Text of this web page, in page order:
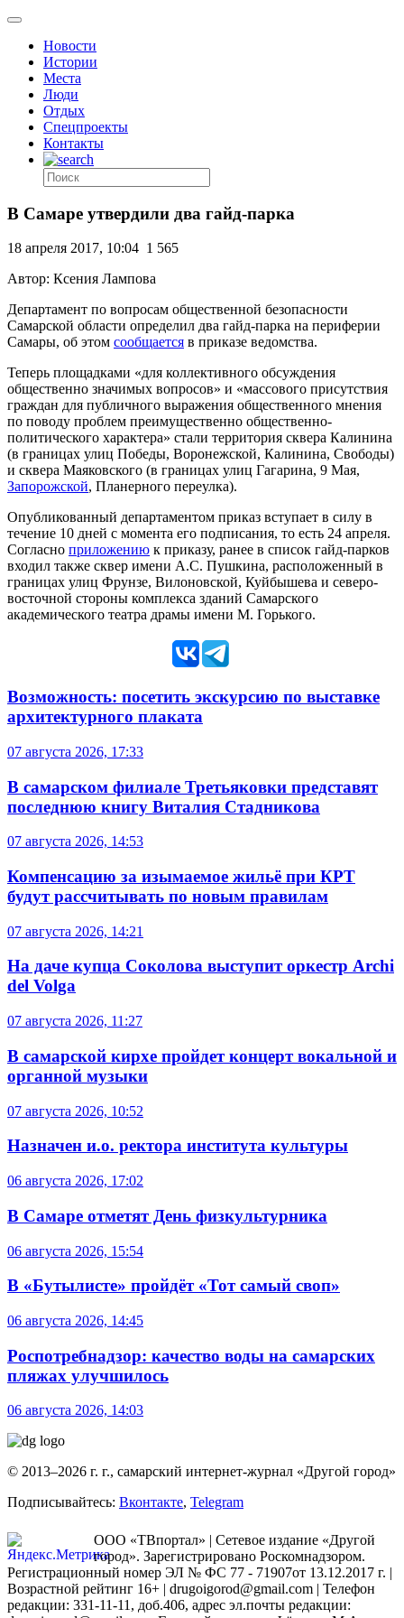
Новости
Истории
Места
Люди
Отдых
Спецпроекты
Контакты
В Самаре утвердили два гайд-парка
18 апреля 2017, 10:04 1 565
Автор: Ксения Лампова
Департамент по вопросам общественной безопасности
Самарской области определил два гайд-парка на периферии
Самары, об этом сообщается в приказе ведомства.
Теперь площадками «для коллективного обсуждения
общественно значимых вопросов» и «массового присутствия
граждан для публичного выражения общественного мнения
по поводу проблем преимущественно общественно-
политического характера» стали территория сквера Калинина
(в границах улиц Победы, Воронежской, Калинина, Свободы)
и сквера Маяковского (в границах улиц Гагарина, 9 Мая,
Запорожской, Планерного переулка).
Опубликованный департаментом приказ вступает в силу в
течение 10 дней с момента его подписания, то есть 24 апреля.
Согласно приложению к приказу, ранее в список гайд-парков
входил также сквер имени А.С. Пушкина, расположенный в
границах улиц Фрунзе, Вилоновской, Куйбышева и северо-
восточной стороны комплекса зданий Самарского
академического театра драмы имени М. Горького.
Возможность: посетить экскурсию по выставке
архитектурного плаката
07 августа 2026, 17:33
В самарском филиале Третьяковки представят
последнюю книгу Виталия Стадникова
07 августа 2026, 14:53
Компенсацию за изымаемое жильё при КРТ
будут рассчитывать по новым правилам
07 августа 2026, 14:21
На даче купца Соколова выступит оркестр Archi
del Volga
07 августа 2026, 11:27
В самарской кирхе пройдет концерт вокальной и
органной музыки
07 августа 2026, 10:52
Назначен и.о. ректора института культуры
06 августа 2026, 17:02
В Самаре отметят День физкультурника
06 августа 2026, 15:54
В «Бутылисте» пройдёт «Тот самый своп»
06 августа 2026, 14:45
Роспотребнадзор: качество воды на самарских
пляжах улучшилось
06 августа 2026, 14:03
© 2013–2026 г. г., самарский интернет-журнал «Другой город»
Подписывайтесь: Вконтакте, Telegram
ООО «ТВпортал» | Сетевое издание «Другой
город». Зарегистрировано Роскомнадзором.
Регистрационный номер ЭЛ № ФС 77 - 71907от 13.12.2017 г. |
Возрастной рейтинг 16+ | drugoigorod@gmail.com | Телефон
редакции: 331-11-11, доб.406, адрес эл.почты редакции: